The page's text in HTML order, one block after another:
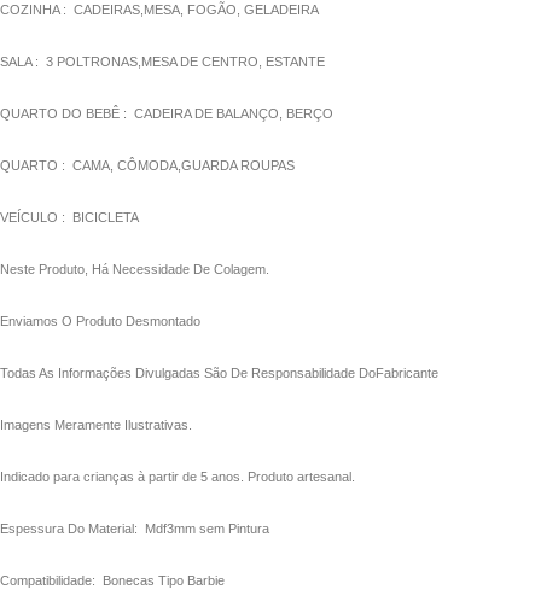
panel
panel
panel
panel
panel
panel
panel
panel
panel
panel
COZINHA : CADEIRAS,MESA, FOGÃO, GELADEIRA
SALA : 3 POLTRONAS,MESA DE CENTRO, ESTANTE
QUARTO DO BEBÊ : CADEIRA DE BALANÇO, BERÇO
QUARTO : CAMA, CÔMODA,GUARDA ROUPAS
VEÍCULO : BICICLETA
Neste Produto, Há Necessidade De Colagem.
Enviamos O Produto Desmontado
Todas As Informações Divulgadas São De Responsabilidade DoFabricante
Imagens Meramente Ilustrativas.
Indicado para crianças à partir de 5 anos. Produto artesanal.
Espessura Do Material: Mdf3mm sem Pintura
Compatibilidade: Bonecas Tipo Barbie